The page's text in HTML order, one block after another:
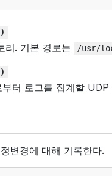
리. 기본 경로는 /usr/
터 로그를 집계할 UDP
변경에 대해 기록한다.